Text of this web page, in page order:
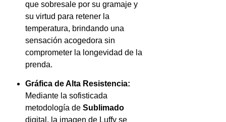
que sobresale por su gramaje y
su virtud para retener la
temperatura, brindando una
sensación acogedora sin
comprometer la longevidad de la
prenda.
Gráfica de Alta Resistencia:
Mediante la sofisticada
metodología de Sublimado
digital, la imagen de Luffy se